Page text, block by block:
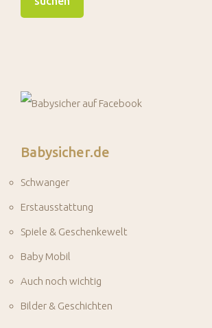
Babysicher.de
Schwanger
Erstausstattung
Spiele & Geschenkewelt
Baby Mobil
Auch noch wichtig
Bilder & Geschichten